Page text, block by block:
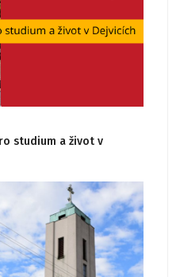
studium a život v